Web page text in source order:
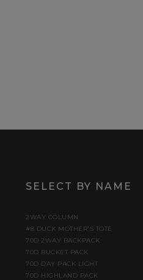
SELECT BY NAME
2WAY COLUMN
#8 DUCK MOTHER'S TOTE
70D 2WAY BACKPACK
70D BUCKET PACK
70D DAY PACK LIGHT
70D HIGHLAND PACK